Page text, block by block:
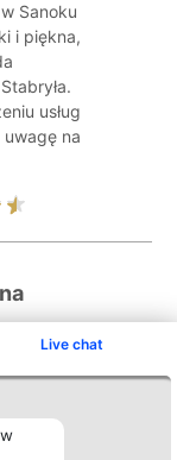
Live chat
Sanoku
i piękna,
usług
na